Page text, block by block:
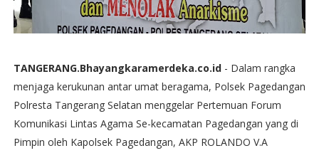
TANGERANG.Bhayangkaramerdeka.co.id- Dalam rangka
menjaga kerukunan antar umat beragama, Polsek Pagedangan
Polresta Tangerang Selatan menggelar Pertemuan Forum
Komunikasi Lintas Agama Se-kecamatan Pagedangan yang di
Pimpin oleh Kapolsek Pagedangan, AKP ROLANDO V.A